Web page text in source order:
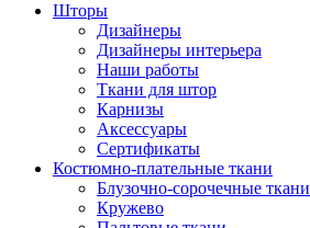
Шторы
Дизайнеры
Дизайнеры интерьера
Наши работы
Ткани для штор
Карнизы
Аксессуары
Сертификаты
Костюмно-плательные ткани
Блузочно-сорочечные ткани
Кружево